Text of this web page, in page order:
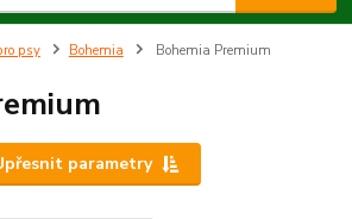
psy Bohemia Bohemia Premium
parametry